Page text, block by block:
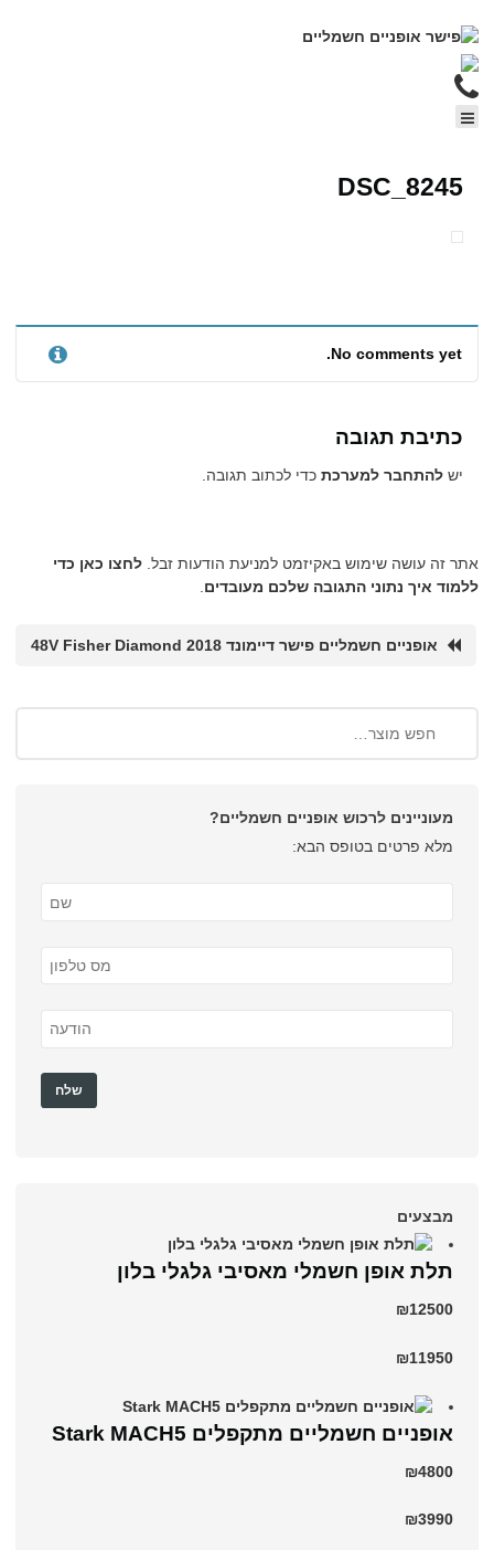
DSC_8245
No comments yet.
כתיבת תגובה
יש להתחבר למערכת כדי לכתוב תגובה.
אתר זה עושה שימוש באקיזמט למניעת הודעות זבל. לחצו כאן כדי
ללמוד איך נתוני התגובה שלכם מעובדים.
אופניים חשמליים פישר דיימונד 2018 48V Fisher Diamond
מעוניינים לרכוש אופניים חשמליים?
מלא פרטים בטופס הבא:
מבצעים
תלת אופן חשמלי מאסיבי גלגלי בלון
₪12500
₪11950
‏אופניים חשמליים ‏מתקפלים Stark MACH5
₪4800
₪3990